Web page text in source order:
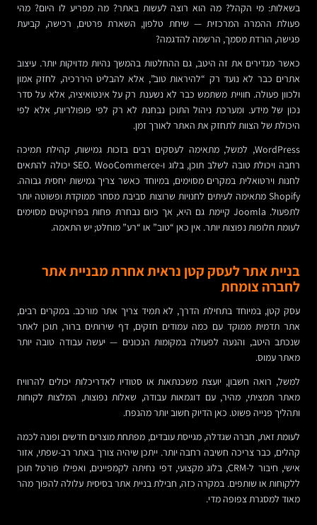
בשאלות: מי הקהל? מה הוא רוצה לעשות באתר? מה מפריע לו היום? מהי
פעולת ההמרה המרכזית — שיחת טלפון, השארת פרטים, רכישה, קביעת
פגישה, הורדת מסמך, הרשמה להדגמה?
כאשר מגדירים את זה היטב, גם ההחלטות בהמשך נהיות מדויקות יותר. עיצוב
אתרים כבר לא נועד רק “להיראות טוב”, אלא להבליט היררכיה, לחזק אמון
ולכוון פעולה. חוויית משתמש כבר לא נשענת רק על אינטואיציה, אלא על סדר
נכון של מידע. ומערכת ניהול התוכן נבחנת לא רק לפי פופולריות, אלא לפי
היכולת של הצוות לתחזק את האתר לאורך זמן.
WordPress, למשל, מתאימה לעסקים רבים בזכות גמישות, קהילת תמיכה
רחבה ויכולת טובה לשלב תוכן, בלוג ו-SEO. WooCommerce יכולה להתאים
לחנות וירטואלית במקרים מסוימים, במיוחד כאשר צריך גמישות יחסית גבוהה.
Shopify מתאימה לעיתים לחנויות שרוצות סביבת מסחר ממוקדת ופשוטה יותר
לתפעול. Joomla קיימת גם היא, אך כיום נבחרת פחות בפרויקטים מסוימים
לעומת חלופות נפוצות יותר. אין כאן “טוב” או “רע” מוחלט; יש התאמה.
בניית אתר לעסק קטן נראית אחרת מבניית אתר
לחברה צומחת
עסק קטן, במיוחד בתחילת הדרך, לא תמיד צריך אתר מורכב. במקרים רבים,
אתר תדמית ממוקד עם כמה עמודים חזקים, דף שירותים ברור, תוכן לאתר
שנכתב היטב, והנעה לפעולה במקומות הנכונים — יעשה עבודה טובה יותר
מאתר עמוס.
למשל, רואה חשבון, יועצת משכנתאות או סטודיו לאדריכלות יכולים להרוויח
מאתר תמציתי, מהיר, עם דוגמאות עבודה, שאלות נפוצות, המלצות לקוחות
ותהליך פנייה פשוט. כאן הדיוק חשוב יותר מהנפח.
לעומת זאת, חברה שגדלה, מגייסת עובדים, מפתחת מוצרים חדשים ופונה לכמה
קהלים, כבר צריכה חשיבה רחבה יותר. ייתכן שיהיה צורך באתר רב-שפתי, אזור
אישי, חיבור ל-CRM, בלוג מקצועי, דפי נחיתה לקמפיינים, ואפילו פורטל תוכן
ללקוחות או שותפים. במקרה כזה, חבילת בניית אתר בסיסית עלולה להפוך מהר
מאוד למסגרת צפופה מדי.